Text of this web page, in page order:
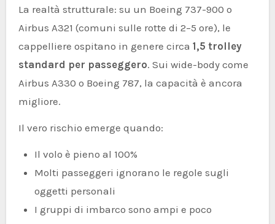
La realtà strutturale: su un Boeing 737-900 o
Airbus A321 (comuni sulle rotte di 2–5 ore), le
cappelliere ospitano in genere circa 1,5 trolley
standard per passeggero. Sui wide-body come
Airbus A330 o Boeing 787, la capacità è ancora
migliore.
Il vero rischio emerge quando:
Il volo è pieno al 100%
Molti passeggeri ignorano le regole sugli
oggetti personali
I gruppi di imbarco sono ampi e poco